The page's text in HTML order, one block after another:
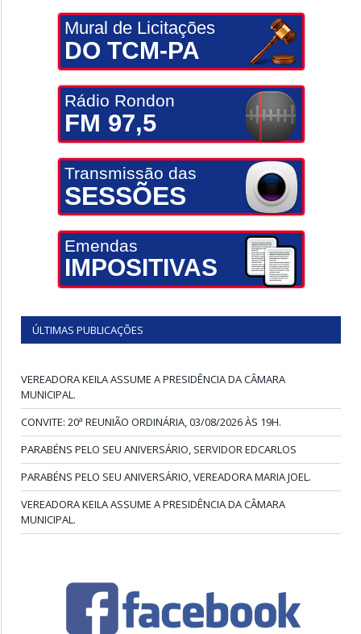
Mural de Licitações
DO TCM-PA
Rádio Rondon
FM 97,5
Transmissão das
SESSÕES
Emendas
IMPOSITIVAS
ÚLTIMAS PUBLICAÇÕES
VEREADORA KEILA ASSUME A PRESIDÊNCIA DA CÂMARA
MUNICIPAL.
CONVITE: 20ª REUNIÃO ORDINÁRIA, 03/08/2026 ÀS 19H.
PARABÉNS PELO SEU ANIVERSÁRIO, SERVIDOR EDCARLOS
PARABÉNS PELO SEU ANIVERSÁRIO, VEREADORA MARIA JOEL.
VEREADORA KEILA ASSUME A PRESIDÊNCIA DA CÂMARA
MUNICIPAL.